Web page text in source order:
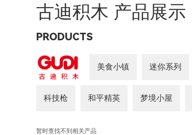
古迪积木 产品展示
PRODUCTS
美食小镇 迷你系列
科技枪 和平精英 梦境小屋
暂时查找不到相关产品